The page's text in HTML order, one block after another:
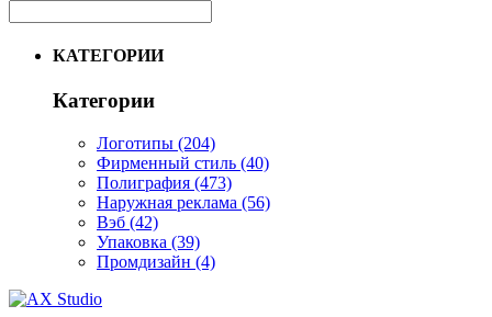
КАТЕГОРИИ
Категории
Логотипы (204)
Фирменный стиль (40)
Полиграфия (473)
Наружная реклама (56)
Вэб (42)
Упаковка (39)
Промдизайн (4)